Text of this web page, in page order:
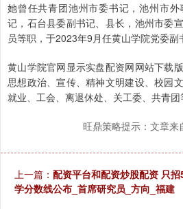
她曾任共青团池州市委书记，池州市
记，石台县委副书记、县长，池州市委
员等职，于2023年9月任黄山学院党委副
黄山学院官网显示实盘配资网网站下载
思想政治、宣传、精神文明建设、校园
就业、工会、离退休处、关工委、共青团
旺鼎策略提示：文章来
上一篇： 配资平台和配资炒股配资 只
学分数线公布_首席研究员_方向_福建